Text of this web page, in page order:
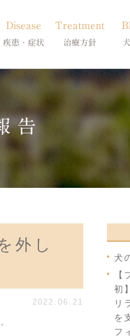
Disease
疾患・症状
・アレルギー
脂漏症
アロペシアX
が効かない皮膚病
Treatment
治療方針
体質改善・食事療法
柴犬の皮膚病
シーズーの
フレンチブ
トイプード
告
外し
2022.06.21
犬
初
リ
を
フ